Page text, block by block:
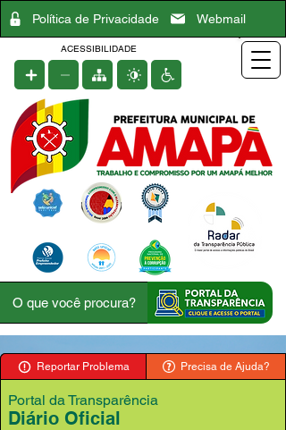
Política de Privacidade Webmail
ACESSIBILIDADE
Reportar Problema Precisa de Ajuda?
Portal da Transparência
Diário Oficial